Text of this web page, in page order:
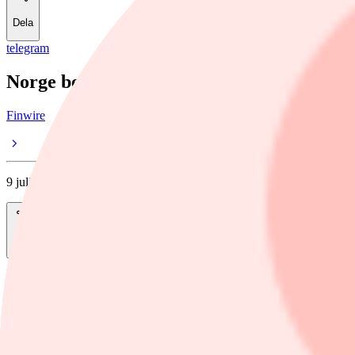
Dela
telegram
Norge begränsar KPI-publicering efter
Finwire
9 juli, 12:38
En ny tidpunkt för fullständig publicering meddelas när problemen är